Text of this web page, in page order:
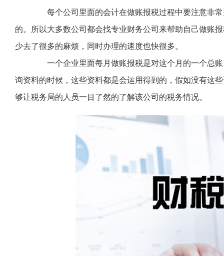
每个公司里面的会计在做账报税过程中要注意非
的。所以大多数公司都会找专业财务公司来帮助自己做账
少去了很多的麻烦，同时办理的速度也快很多。
一个企业里面每月做账报税是对这个月的一个总账
询资料的时候，这些资料都是会运用得到的，假如没有这
够让税务局的人员一目了然的了解该公司的税务情况。